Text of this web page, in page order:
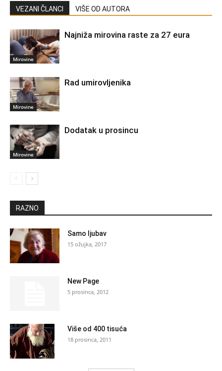
VEZANI ČLANCI VIŠE OD AUTORA
Mirovine
Najniža mirovina raste za 27 eura
Mirovine
Rad umirovljenika
Mirovine
Dodatak u prosincu
RAZNO
Samo ljubav
15 ožujka, 2017
New Page
5 prosinca, 2012
Više od 400 tisuća
18 prosinca, 2011